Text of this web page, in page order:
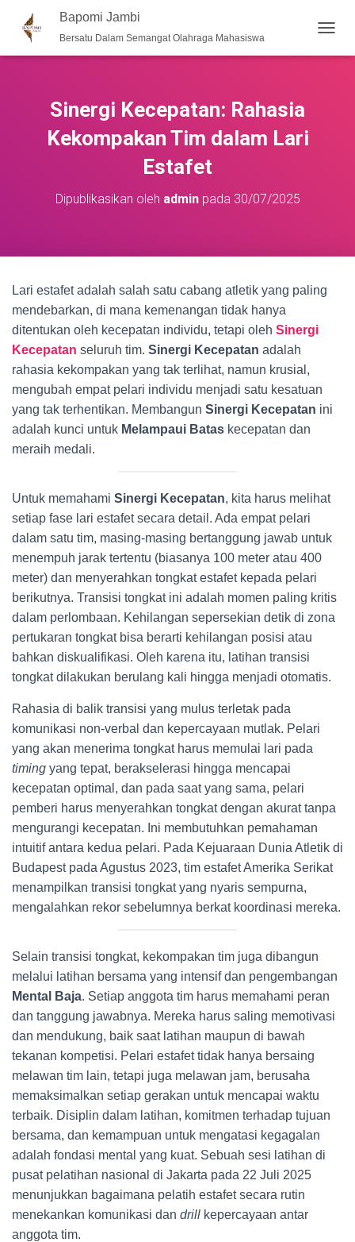
Bapomi Jambi
Bersatu Dalam Semangat Olahraga Mahasiswa
O
Sinergi Kecepatan: Rahasia
Kekompakan Tim dalam Lari
Estafet
Dipublikasikan oleh adminpada 30/07/2025
Lari estafet adalah salah satu cabang atletik yang paling
mendebarkan, di mana kemenangan tidak hanya
ditentukan oleh kecepatan individu, tetapi oleh Sinergi
Kecepatan seluruh tim. Sinergi Kecepatan adalah
rahasia kekompakan yang tak terlihat, namun krusial,
mengubah empat pelari individu menjadi satu kesatuan
yang tak terhentikan. Membangun Sinergi Kecepatan ini
adalah kunci untuk Melampaui Batas kecepatan dan
meraih medali.
Untuk memahami Sinergi Kecepatan, kita harus melihat
setiap fase lari estafet secara detail. Ada empat pelari
dalam satu tim, masing-masing bertanggung jawab untuk
menempuh jarak tertentu (biasanya 100 meter atau 400
meter) dan menyerahkan tongkat estafet kepada pelari
berikutnya. Transisi tongkat ini adalah momen paling kritis
dalam perlombaan. Kehilangan sepersekian detik di zona
pertukaran tongkat bisa berarti kehilangan posisi atau
bahkan diskualifikasi. Oleh karena itu, latihan transisi
tongkat dilakukan berulang kali hingga menjadi otomatis.
Rahasia di balik transisi yang mulus terletak pada
komunikasi non-verbal dan kepercayaan mutlak. Pelari
yang akan menerima tongkat harus memulai lari pada
timing yang tepat, berakselerasi hingga mencapai
kecepatan optimal, dan pada saat yang sama, pelari
pemberi harus menyerahkan tongkat dengan akurat tanpa
mengurangi kecepatan. Ini membutuhkan pemahaman
intuitif antara kedua pelari. Pada Kejuaraan Dunia Atletik di
Budapest pada Agustus 2023, tim estafet Amerika Serikat
menampilkan transisi tongkat yang nyaris sempurna,
mengalahkan rekor sebelumnya berkat koordinasi mereka.
Selain transisi tongkat, kekompakan tim juga dibangun
melalui latihan bersama yang intensif dan pengembangan
Mental Baja. Setiap anggota tim harus memahami peran
dan tanggung jawabnya. Mereka harus saling memotivasi
dan mendukung, baik saat latihan maupun di bawah
tekanan kompetisi. Pelari estafet tidak hanya bersaing
melawan tim lain, tetapi juga melawan jam, berusaha
memaksimalkan setiap gerakan untuk mencapai waktu
terbaik. Disiplin dalam latihan, komitmen terhadap tujuan
bersama, dan kemampuan untuk mengatasi kegagalan
adalah fondasi mental yang kuat. Sebuah sesi latihan di
pusat pelatihan nasional di Jakarta pada 22 Juli 2025
menunjukkan bagaimana pelatih estafet secara rutin
menekankan komunikasi dan drill kepercayaan antar
anggota tim.